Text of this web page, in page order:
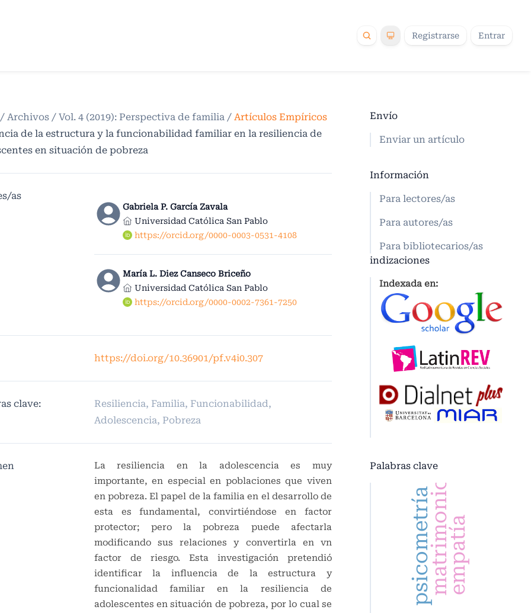
Registrarse Entrar
/ Archivos / Vol. 4 (2019): Perspectiva de familia / Artículos Empíricos
de la estructura y la funcionabilidad familiar en la resiliencia de
en situación de pobreza
as
Gabriela P. García Zavala
Universidad Católica San Pablo
https://orcid.org/0000-0003-0531-4108
María L. Diez Canseco Briceño
Universidad Católica San Pablo
https://orcid.org/0000-0002-7361-7250
https://doi.org/10.36901/pf.v4i0.307
clave:
Resiliencia, Familia, Funcionabilidad,
Adolescencia, Pobreza
La resiliencia en la adolescencia es muy
importante, en especial en poblaciones que viven
en pobreza. El papel de la familia en el desarrollo de
esta es fundamental, convirtiéndose en factor
protector; pero la pobreza puede afectarla
modificando sus relaciones y convertirla en vn
factor de riesgo. Esta investigación pretendió
identificar la influencia de la estructura y
funcionalidad familiar en la resiliencia de
adolescentes en situación de pobreza, por lo cual se
Envío
Enviar un artículo
Información
Para lectores/as
Para autores/as
Para bibliotecarios/as
indizaciones
Indexada en:
Palabras clave
matrimonio
psicometríaempatía